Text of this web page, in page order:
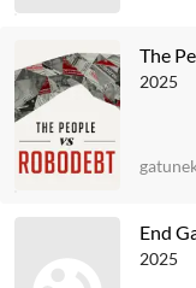
The
2025
End
2025